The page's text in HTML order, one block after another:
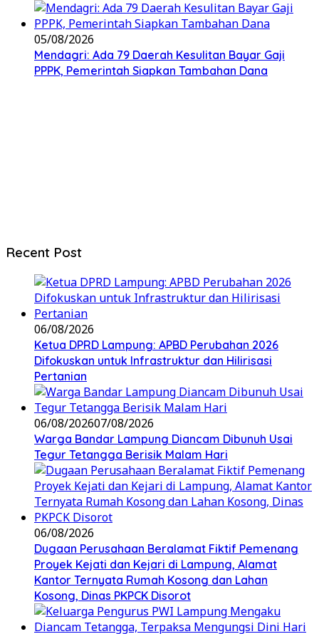
05/08/2026
Mendagri: Ada 79 Daerah Kesulitan Bayar Gaji
PPPK, Pemerintah Siapkan Tambahan Dana
Recent Post
06/08/2026
Ketua DPRD Lampung: APBD Perubahan 2026
Difokuskan untuk Infrastruktur dan Hilirisasi
Pertanian
06/08/202607/08/2026
Warga Bandar Lampung Diancam Dibunuh Usai
Tegur Tetangga Berisik Malam Hari
06/08/2026
Dugaan Perusahaan Beralamat Fiktif Pemenang
Proyek Kejati dan Kejari di Lampung, Alamat
Kantor Ternyata Rumah Kosong dan Lahan
Kosong, Dinas PKPCK Disorot